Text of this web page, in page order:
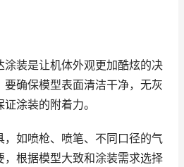
装是让机体外观更加酷炫的决
确保模型表面清洁干净，无灰
涂装的附着力。
如喷枪、喷笔、不同口径的气
，根据模型大致和涂装需求选择